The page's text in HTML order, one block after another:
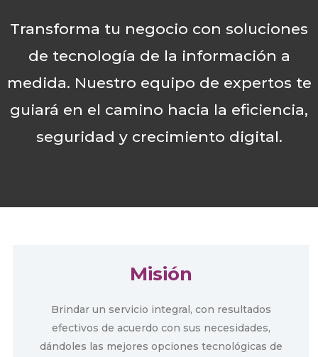
Transforma tu negocio con soluciones
de tecnología de la información a
medida. Nuestro equipo de expertos te
guiará en el camino hacia la eficiencia,
seguridad y crecimiento digital.
Misión
Brindar un servicio integral, con resultados
efectivos de acuerdo con sus necesidades,
dándoles las mejores opciones tecnológicas de